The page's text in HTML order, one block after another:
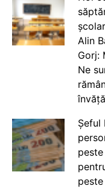
Alin
Gorj:
Ne
Șeful